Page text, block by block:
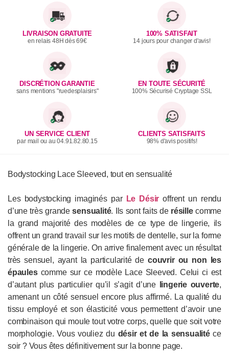
LIVRAISON GRATUITE
en relais 48H dès 69€
100% SATISFAIT
14 jours pour changer d'avis!
DISCRÉTION GARANTIE
sans mentions "ruedesplaisirs"
EN TOUTE SÉCURITÉ
100% Sécurisé Cryptage SSL
UN SERVICE CLIENT
par mail ou au 04.91.82.80.15
CLIENTS SATISFAITS
98% d'avis positifs!
Bodystocking Lace Sleeved, tout en sensualité
Les bodystocking imaginés par Le Désir offrent un rendu
d’une très grandesensualité. Ils sont faits de résille comme
la grand majorité des modèles de ce type de lingerie, ils
offrent un grand travail sur les motifs de dentelle, sur la forme
générale de la lingerie. On arrive finalement avec un résultat
très sensuel, ayant la particularité de couvrir ou non les
épaulescomme sur ce modèle Lace Sleeved. Celui ci est
d’autant plus particulier qu’il s’agit d’une
lingerie ouverte,
amenant un côté sensuel encore plus affirmé. La qualité du
tissu employé et son élasticité vous permettent d’avoir une
combinaison qui moule tout votre corps, quelle que soit votre
morphologie. Vous vouliez du désir et de la sensualitéce
soir ? Vous êtes définitivement sur la bonne page.